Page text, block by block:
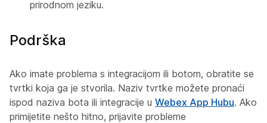
prirodnom jeziku.
Podrška
Ako imate problema s integracijom ili botom, obratite se
tvrtki koja ga je stvorila. Naziv tvrtke možete pronaći
ispod naziva bota ili integracije u Webex App Hubu. Ako
primijetite nešto hitno, prijavite probleme